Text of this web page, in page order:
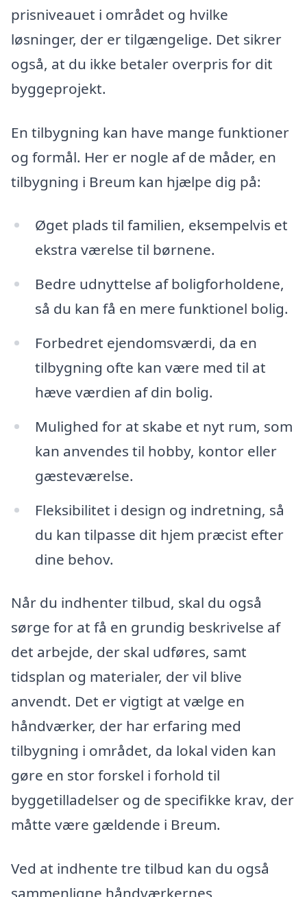
prisniveauet i området og hvilke
løsninger, der er tilgængelige. Det sikrer
også, at du ikke betaler overpris for dit
byggeprojekt.
En tilbygning kan have mange funktioner
og formål. Her er nogle af de måder, en
tilbygning i Breum kan hjælpe dig på:
Øget plads til familien, eksempelvis et
ekstra værelse til børnene.
Bedre udnyttelse af boligforholdene,
så du kan få en mere funktionel bolig.
Forbedret ejendomsværdi, da en
tilbygning ofte kan være med til at
hæve værdien af din bolig.
Mulighed for at skabe et nyt rum, som
kan anvendes til hobby, kontor eller
gæsteværelse.
Fleksibilitet i design og indretning, så
du kan tilpasse dit hjem præcist efter
dine behov.
Når du indhenter tilbud, skal du også
sørge for at få en grundig beskrivelse af
det arbejde, der skal udføres, samt
tidsplan og materialer, der vil blive
anvendt. Det er vigtigt at vælge en
håndværker, der har erfaring med
tilbygning i området, da lokal viden kan
gøre en stor forskel i forhold til
byggetilladelser og de specifikke krav, der
måtte være gældende i Breum.
Ved at indhente tre tilbud kan du også
sammenligne håndværkernes